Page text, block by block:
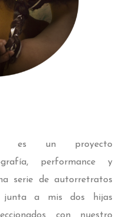
es un proyecto
performance y
serie de autorretratos
junta a mis dos hijas